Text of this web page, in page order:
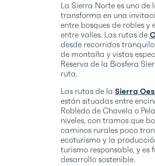
La Sierra Norte es uno
transforma en una
entre bosques de robles
entre valles. Las rutas de
desde recorridos
de montaña y vistas
Reserva de la Biosfera
ruta.
Las rutas de la Sierra
están situadas entre
Robledo de Chavela o
niveles, con tramos que
caminos rurales poco
ecoturismo y la
turismo responsable, y
desarrollo sostenible.